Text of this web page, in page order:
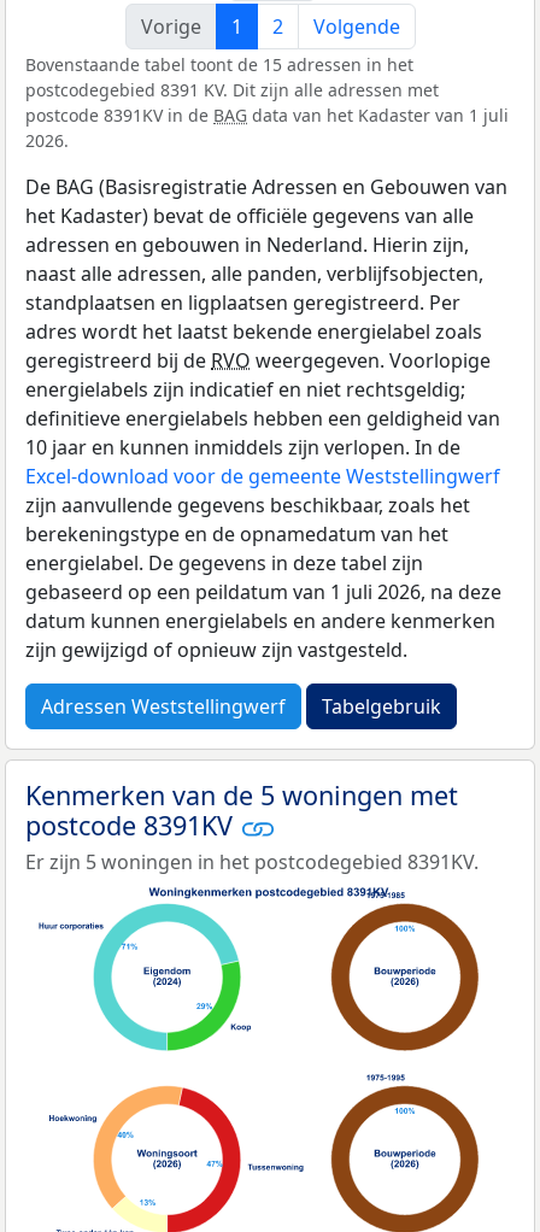
Vorige
1 2 Volgende
Bovenstaande tabel toont de 15 adressen in het
postcodegebied 8391 KV. Dit zijn alle adressen met
postcode 8391KV in de BAG data van het Kadaster van 1 juli
2026.
De BAG (Basisregistratie Adressen en Gebouwen van
het Kadaster) bevat de officiële gegevens van alle
adressen en gebouwen in Nederland. Hierin zijn,
naast alle adressen, alle panden, verblijfsobjecten,
standplaatsen en ligplaatsen geregistreerd. Per
adres wordt het laatst bekende energielabel zoals
geregistreerd bij de RVO weergegeven. Voorlopige
energielabels zijn indicatief en niet rechtsgeldig;
definitieve energielabels hebben een geldigheid van
10 jaar en kunnen inmiddels zijn verlopen. In de
Excel-download voor de gemeente Weststellingwerf
zijn aanvullende gegevens beschikbaar, zoals het
berekeningstype en de opnamedatum van het
energielabel. De gegevens in deze tabel zijn
gebaseerd op een peildatum van 1 juli 2026, na deze
datum kunnen energielabels en andere kenmerken
zijn gewijzigd of opnieuw zijn vastgesteld.
Adressen Weststellingwerf Tabelgebruik
Kenmerken van de 5 woningen met
postcode 8391KV
Er zijn 5 woningen in het postcodegebied 8391KV.